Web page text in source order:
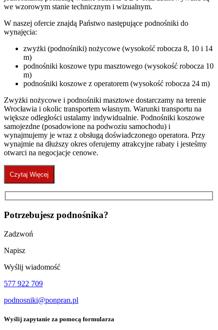
we wzorowym stanie technicznym i wizualnym.
W naszej ofercie znajdą Państwo następujące podnośniki do
wynajęcia:
zwyżki (podnośniki) nożycowe (wysokość robocza 8, 10 i 14
m)
podnośniki koszowe typu masztowego (wysokość robocza 10
m)
podnośniki koszowe z operatorem (wysokość robocza 24 m)
Zwyżki nożycowe i podnośniki masztowe dostarczamy na terenie
Wrocławia i okolic transportem własnym. Warunki transportu na
większe odległości ustalamy indywidualnie. Podnośniki koszowe
samojezdne (posadowione na podwoziu samochodu) i
wynajmujemy je wraz z obsługą doświadczonego operatora. Przy
wynajmie na dłuższy okres oferujemy atrakcyjne rabaty i jesteśmy
otwarci na negocjacje cenowe.
Czytaj Więcej
Potrzebujesz podnośnika?
Zadzwoń
Napisz
Wyślij wiadomość
577 922 709
podnosniki@ponpran.pl
Wyślij zapytanie za pomocą formularza